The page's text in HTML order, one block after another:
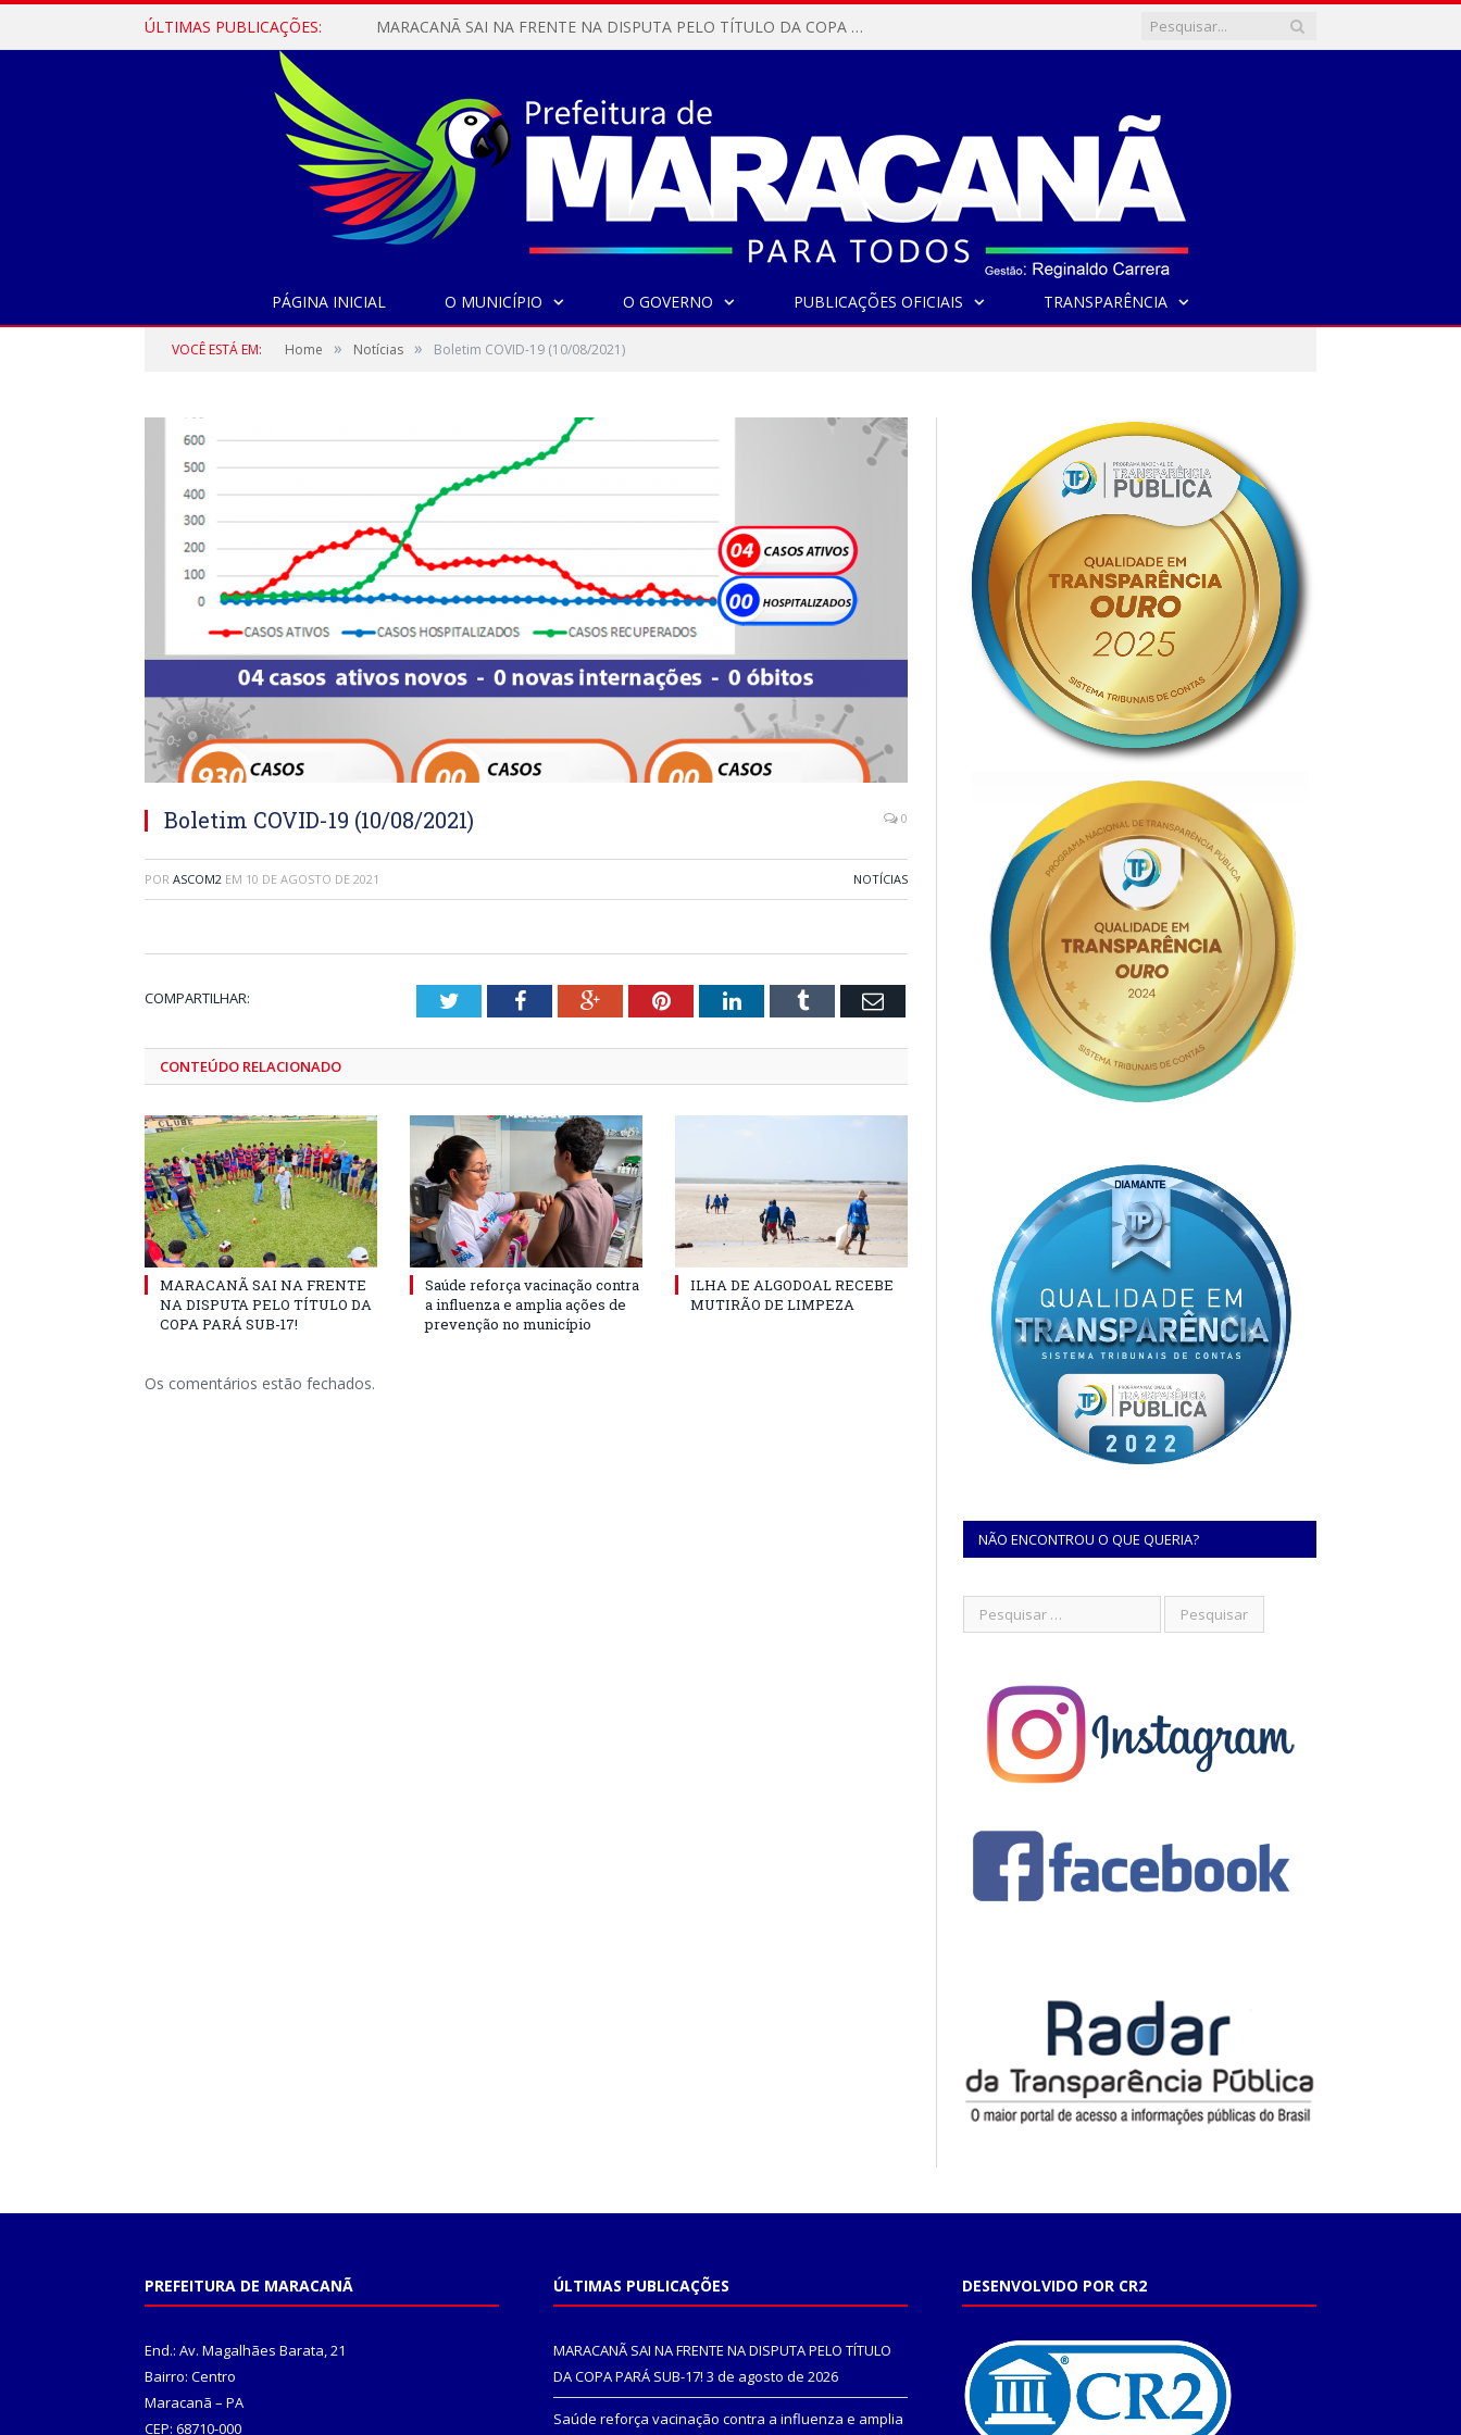
ÚLTIMAS PUBLICAÇÕES: MARACANÃ SAI NA FRENTE NA DISPUTA PELO TÍTULO DA COPA PARÁ SUB-17!
PÁGINA INICIAL O MUNICÍPIO O GOVERNO PUBLICAÇÕES OFICIAIS TRANSPARÊNCIA
VOCÊ ESTÁ EM: Home » Notícias » Boletim COVID-19 (10/08/2021)
Boletim COVID-19 (10/08/2021) 0
POR ASCOM2 EM 10 DE AGOSTO DE 2021 NOTÍCIAS
COMPARTILHAR: TwitterFacebookGoogle+PinterestLinkedInTumblr Email
CONTEÚDO RELACIONADO
MARACANÃ SAI NA FRENTE
NA DISPUTA PELO TÍTULO DA
COPA PARÁ SUB-17!
Saúde reforça vacinação contra
a influenza e amplia ações de
prevenção no município
ILHA DE ALGODOAL RECEBE
MUTIRÃO DE LIMPEZA
Os comentários estão fechados.
NÃO ENCONTROU O QUE QUERIA?
PREFEITURA DE MARACANÃ
End.: Av. Magalhães Barata, 21
Bairro: Centro
Maracanã – PA
CEP: 68710-000
ÚLTIMAS PUBLICAÇÕES
MARACANÃ SAI NA FRENTE NA DISPUTA PELO TÍTULO
DA COPA PARÁ SUB-17! 3 de agosto de 2026
Saúde reforça vacinação contra a influenza e amplia
DESENVOLVIDO POR CR2